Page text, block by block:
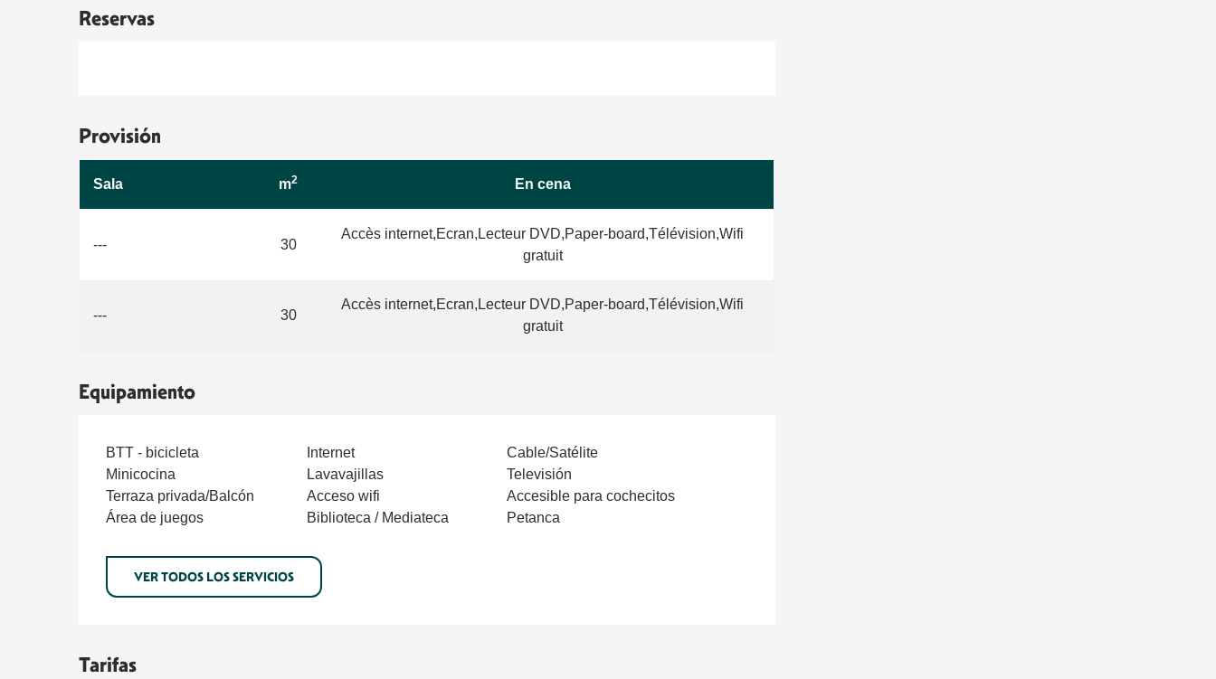
Reservas
Provisión
Sala m2 En cena
--- 30
Accès internet,Ecran,Lecteur DVD,Paper-board,Télévision,Wifi
gratuit
--- 30
Accès internet,Ecran,Lecteur DVD,Paper-board,Télévision,Wifi
gratuit
Equipamiento
BTT - bicicleta Internet
Cable/Satélite
Minicocina
Lavavajillas
Televisión
Terraza privada/Balcón
Acceso wifi
Accesible para cochecitos
Área de juegos
Biblioteca / Mediateca Petanca
VER TODOS LOS SERVICIOS
Tarifas